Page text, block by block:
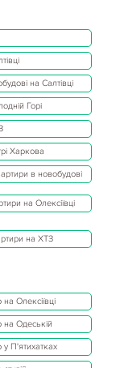
на Салтівці
Горі
Харкова
в новобудові
на Олексіївці
на ХТЗ
Олексіївці
Одеській
П'ятихатках